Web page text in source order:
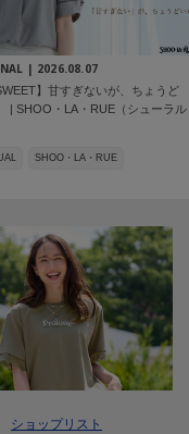
| 2026.08.07
】甘すぎないが、ちょうど
| SHOO・LA・RUE（シューラル
SHOO・LA・RUE
ショップリスト